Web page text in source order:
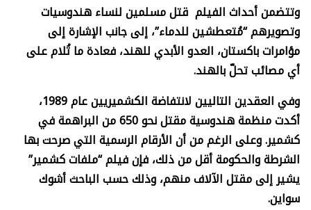
وتتضمن أحداث الفيلم قتل مسلمين لنساء هندوسيات
وتصويرهم “مُتعطشين للدماء”، إلى جانب الإشارة إلى
مؤامرات باكستان، العدو الأبدي للهند، فعادة ما تُلام على
أي مصائب تحلّ بالهند.
وفي العقدين التاليين لانتفاضة الكشميريين عام 1989،
أكدت منظمة هندوسية مقتل نحو 650 من البراهمة في
كشمير. وعلى الرغم من أن الأرقام الرسمية التي صرحت بها
الشرطة والحكومة أقل من ذلك، فإن فيلم “ملفات كشمير”
يشير إلى مقتل الآلاف منهم، وذلك حسب الباحث أشوك
سواين.